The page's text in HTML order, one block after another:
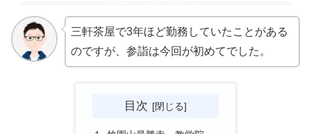
三軒茶屋で3年ほど勤務していたことがある
のですが、参詣は今回が初めてでした。
目次